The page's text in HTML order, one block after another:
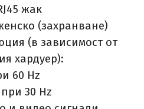
жак
(захранване)
(в зависимост от
хардуер):
60 Hz
при 30 Hz